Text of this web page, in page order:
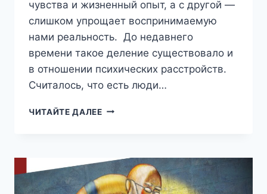
чувства и жизненный опыт, а с другой —
слишком упрощает воспринимаемую
нами реальность. До недавнего
времени такое деление существовало и
в отношении психических расстройств.
Считалось, что есть люди…
ЧИТАЙТЕ ДАЛЕЕМИФ
И
«ЗДОРОВЫЕ»